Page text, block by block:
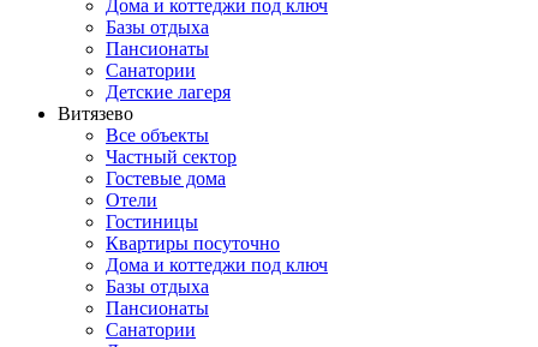
Дома и коттеджи под ключ
Базы отдыха
Пансионаты
Санатории
Детские лагеря
Витязево
Все объекты
Частный сектор
Гостевые дома
Отели
Гостиницы
Квартиры посуточно
Дома и коттеджи под ключ
Базы отдыха
Пансионаты
Санатории